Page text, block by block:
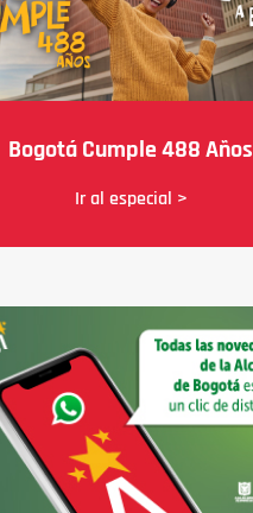
Bogotá Cumple 488 Años
Ir al especial >